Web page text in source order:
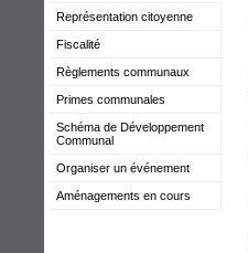
Représentation citoyenne
Fiscalité
Règlements communaux
Primes communales
Schéma de Développement
Communal
Organiser un événement
Aménagements en cours